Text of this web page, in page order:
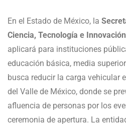
En el Estado de México, la
Ciencia, Tecnología e Innovación
aplicará para instituciones
educación básica, media
busca reducir la carga vehicular
del Valle de México, donde se
afluencia de personas por los
ceremonia de apertura. La